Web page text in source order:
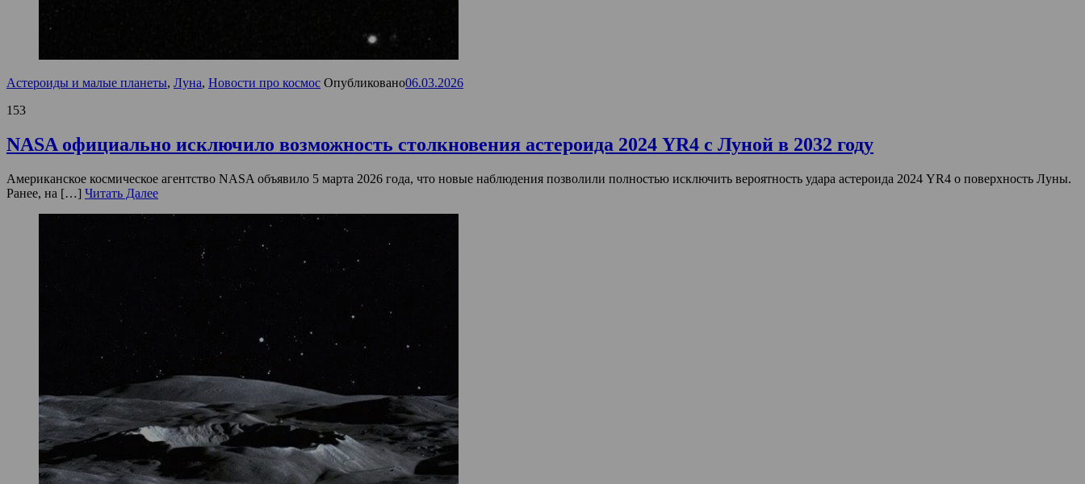
Астероиды и малые планеты, Луна, Новости про космос Опубликовано06.03.2026
153
NASA официально исключило возможность столкновения астероида 2024 YR4 с Луной в 2032 году
Американское космическое агентство NASA объявило 5 марта 2026 года, что новые наблюдения позволили полностью исключить вероятность удара астероида 2024 YR4 о поверхность Луны.
Ранее, на […] Читать Далее